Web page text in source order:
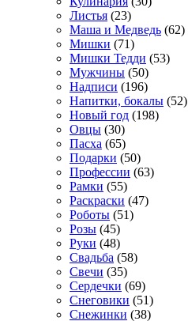
Листья (23)
Маша и Медведь (62)
Мишки (71)
Мишки Тедди (53)
Мужчины (50)
Надписи (196)
Напитки, бокалы (52)
Новый год (198)
Овцы (30)
Пасха (65)
Подарки (50)
Профессии (63)
Рамки (55)
Раскраски (47)
Роботы (51)
Розы (45)
Руки (48)
Свадьба (58)
Свечи (35)
Сердечки (69)
Снеговики (51)
Снежинки (38)